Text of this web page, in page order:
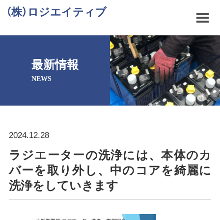
（株）ロジエイティブ
最新情報
NEWS
2024.12.28
ラジエーターの洗浄には、本体のカ
バーを取り外し、中のコアを綺麗に
洗浄をしていきます